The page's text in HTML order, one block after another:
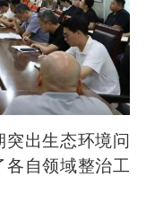
出生态环境问
各自领域整治工